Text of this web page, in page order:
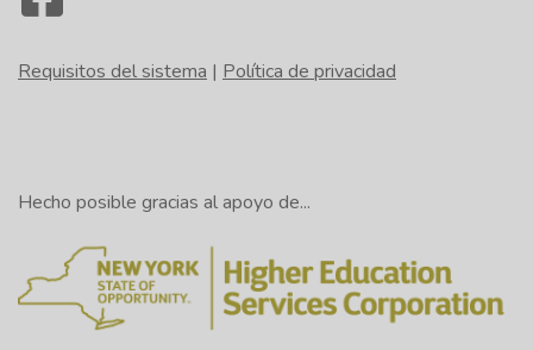
Requisitos del sistema | Política de privacidad
Hecho posible gracias al apoyo de...